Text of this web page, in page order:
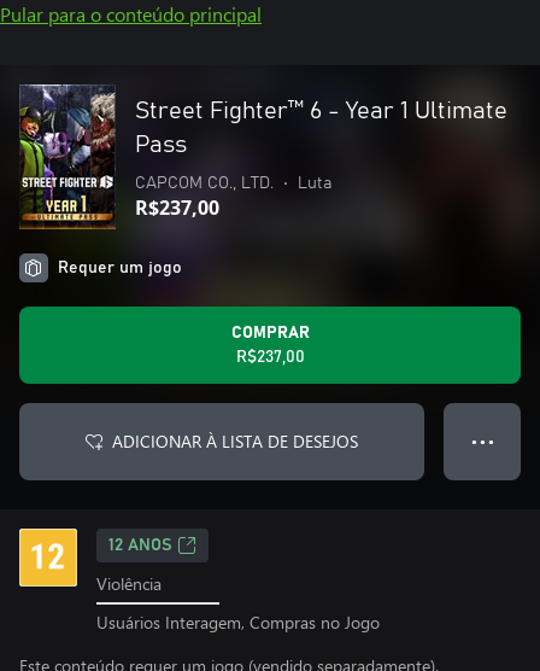
Pular para o conteúdo principal
Street Fighter™ 6 - Year 1 Ultimate
Pass
CAPCOM CO., LTD. • Luta
R$237,00
Requer um jogo
COMPRAR
R$237,00
ADICIONAR À LISTA DE DESEJOS ● ● ●
12 ANOS
Violência
Usuários Interagem, Compras no Jogo
Este conteúdo requer um jogo (vendido separadamente).